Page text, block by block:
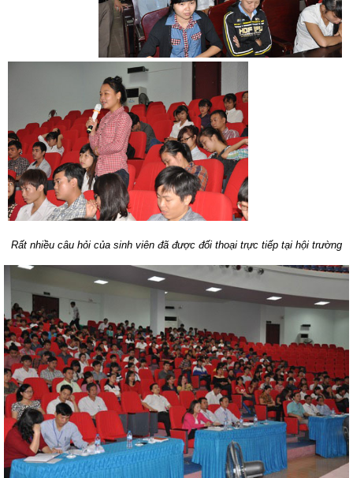
Rất nhiều câu hỏi của sinh viên đã được đối thoại trực tiếp tại hội trường